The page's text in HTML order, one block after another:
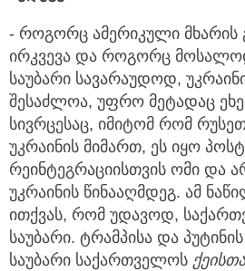
- როგორც ამერიკული მხარის
ირკვევა და როგორც
საუბარი სავარაუდოდ,
შესაძლოა, უფრო მეტადაც
სივრცესაც, იმიტომ რომ
უკრაინის მიმართ, ეს იყო
რეინტეგრაციისთვის ომი და
უკრაინის წინააღმდეგ. ამ
ითქვას, რომ უდავოდ,
საუბარი. ტრამპისა და
საუბარი საქართველოს